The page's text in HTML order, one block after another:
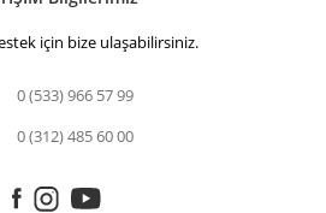
için bize ulaşabilirsiniz.
0 (533) 966 57 99
0 (312) 485 60 00